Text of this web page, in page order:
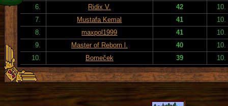
6.
Ridix V. 42
10.
7.
Mustafa Kemal 41
10.
8.
maxpol1999 41
10.
9.
Master of Reborn l. 40
10.
10.
Bomeček 39 10.